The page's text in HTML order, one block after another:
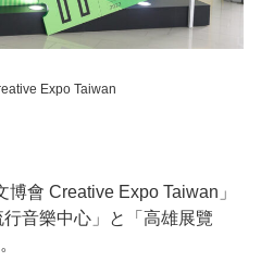
Expo Taiwan
會 Creative Expo Taiwan」
音樂中心」と「高雄展覽